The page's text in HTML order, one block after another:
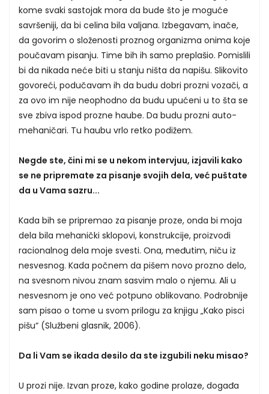
kome svaki sastojak mora da bude što je moguće
savršeniji, da bi celina bila valjana. Izbegavam, inače,
da govorim o složenosti proznog organizma onima koje
poučavam pisanju. Time bih ih samo preplašio. Pomislili
bi da nikada neće biti u stanju ništa da napišu. Slikovito
govoreći, podučavam ih da budu dobri prozni vozači, a
za ovo im nije neophodno da budu upućeni u to šta se
sve zbiva ispod prozne haube. Da budu prozni auto-
mehaničari. Tu haubu vrlo retko podižem.
Negde ste, čini mi se u nekom intervjuu, izjavili kako
se ne pripremate za pisanje svojih dela, već puštate
da u Vama sazru...
Kada bih se pripremao za pisanje proze, onda bi moja
dela bila mehanički sklopovi, konstrukcije, proizvodi
racionalnog dela moje svesti. Ona, međutim, niču iz
nesvesnog. Kada počnem da pišem novo prozno delo,
na svesnom nivou znam sasvim malo o njemu. Ali u
nesvesnom je ono već potpuno oblikovano. Podrobnije
sam pisao o tome u svom prilogu za knjigu „Kako pisci
pišu“ (Službeni glasnik, 2006).
Da li Vam se ikada desilo da ste izgubili neku misao?
U prozi nije. Izvan proze, kako godine prolaze, događa